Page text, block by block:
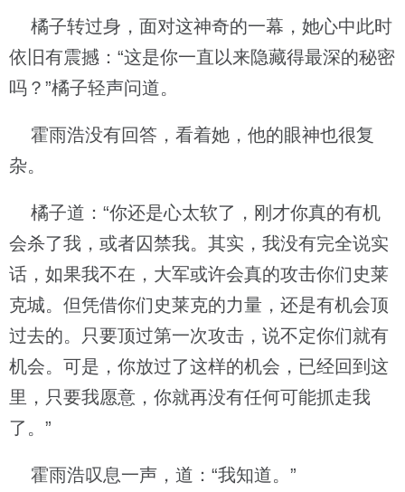
橘子转过身，面对这神奇的一幕，她心中此时
依旧有震撼：“这是你一直以来隐藏得最深的秘密
吗？”橘子轻声问道。
霍雨浩没有回答，看着她，他的眼神也很复
杂。
橘子道：“你还是心太软了，刚才你真的有机
会杀了我，或者囚禁我。其实，我没有完全说实
话，如果我不在，大军或许会真的攻击你们史莱
克城。但凭借你们史莱克的力量，还是有机会顶
过去的。只要顶过第一次攻击，说不定你们就有
机会。可是，你放过了这样的机会，已经回到这
里，只要我愿意，你就再没有任何可能抓走我
了。”
霍雨浩叹息一声，道：“我知道。”